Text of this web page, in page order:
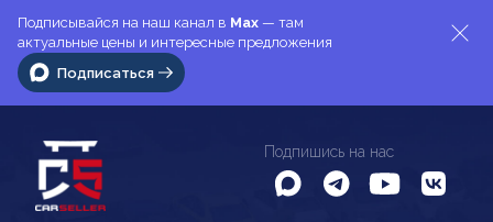
Подписывайся на наш канал в Max — там
актуальные цены и интересные предложения
Подписаться
Подпишись на нас